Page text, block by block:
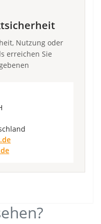
Nutzung oder
erreichen Sie